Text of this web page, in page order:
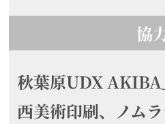
協
秋葉原UDX
西美術印刷、ノム